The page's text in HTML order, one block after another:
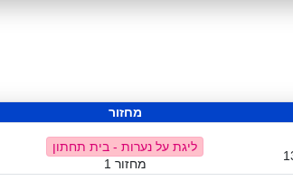
מחזור
ליגת על נערות - בית תחתון
מחזור 1